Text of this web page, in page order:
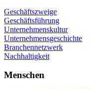
Geschäftszweige
Geschäftsführung
Unternehmenskultur
Unternehmensgeschichte
Branchennetzwerk
Nachhaltigkeit
Menschen